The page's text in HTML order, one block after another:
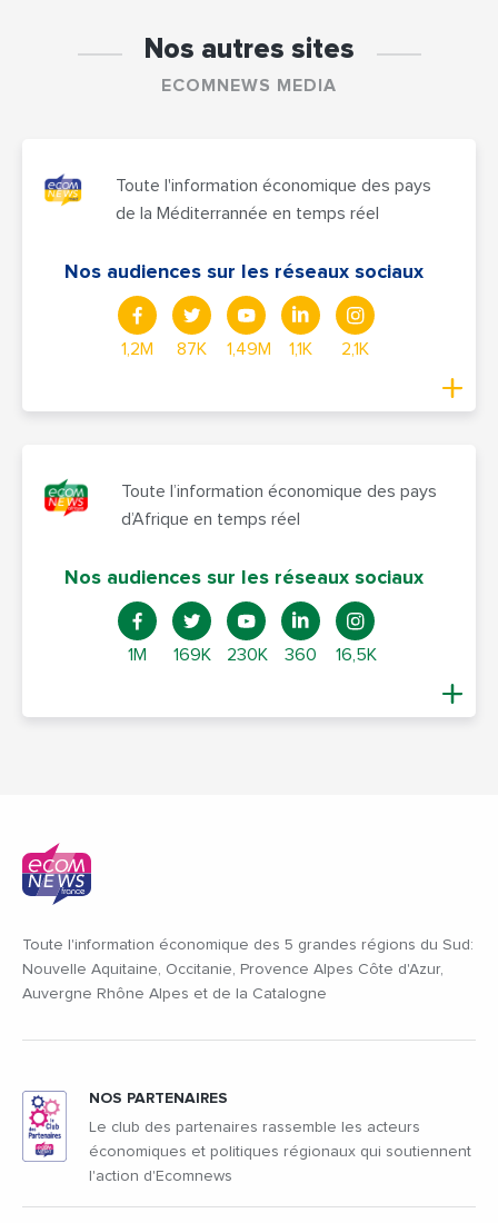
Nos autres sites
ECOMNEWS MEDIA
Toute l'information économique des pays
de la Méditerrannée en temps réel
Nos audiences sur les réseaux sociaux
1,2M 87K 1,49M 1,1K 2,1K
Toute l’information économique des pays
d’Afrique en temps réel
Nos audiences sur les réseaux sociaux
1M 169K 230K 360 16,5K
Toute l'information économique des 5 grandes régions du Sud:
Nouvelle Aquitaine, Occitanie, Provence Alpes Côte d'Azur,
Auvergne Rhône Alpes et de la Catalogne
NOS PARTENAIRES
Le club des partenaires rassemble les acteurs
économiques et politiques régionaux qui soutiennent
l'action d'Ecomnews